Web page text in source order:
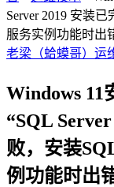
Server 2019 安装
服务实例功能时出
老梁（蛤蟆哥） 运
Windows 11
“SQL
败，安装
例功能时出